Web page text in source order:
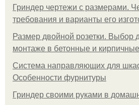
Гриндер чертежи с размерами.
требования и варианты его
Размер двойной розетки. Выбор
монтаже в бетонные и
Система направляющих для
Особенности фурнитуры
Гриндер своими руками в